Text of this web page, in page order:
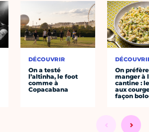
DÉCOUVRIR
On a testé
l’altinha, le foot
comme à
Copacabana
On préfère
manger à
cantine :
aux
façon